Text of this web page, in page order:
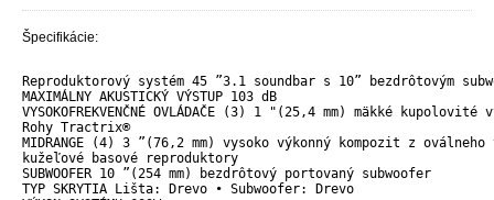
Špecifikácie:
Reproduktorový systém 45 ”3.1 soundbar s 10” bezdrôtovým
MAXIMÁLNY AKUSTICKÝ VÝSTUP 103 dB
VYSOKOFREKVENČNÉ OVLÁDAČE (3) 1 "(25,4 mm) mäkké
Rohy Tractrix®
MIDRANGE (4) 3 ”(76,2 mm) vysoko výkonný kompozit z oválneho
kužeľové basové reproduktory
SUBWOOFER 10 ”(254 mm) bezdrôtový portovaný subwoofer
TYP SKRYTIA Lišta: Drevo • Subwoofer: Drevo